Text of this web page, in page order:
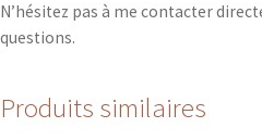
N’hésitez pas à me contacter
questions.
Produits similaires